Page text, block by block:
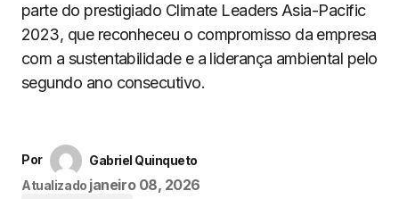
parte do prestigiado Climate Leaders Asia-Pacific
2023, que reconheceu o compromisso da empresa
com a sustentabilidade e a liderança ambiental pelo
segundo ano consecutivo.
Por
Gabriel Quinqueto
Atualizado janeiro 08, 2026